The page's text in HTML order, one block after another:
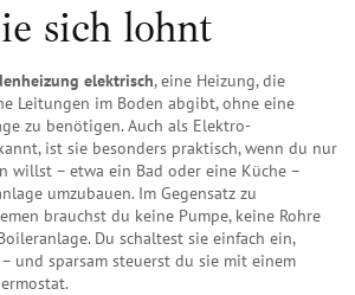
sich lohnt
elektrisch,eine Heizung, die
Leitungen im Boden abgibt, ohne eine
zu benötigen. Auch als Elektro-
ist sie besonders praktisch, wenn du nur
willst – etwa ein Bad oder eine Küche –
umzubauen. Im Gegensatz zu
brauchst du keine Pumpe, keine Rohre
Du schaltest sie einfach ein,
und sparsam steuerst du sie mit einem